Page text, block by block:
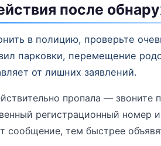
после
в полицию, проверьте
парковки, перемещение
от лишних заявлений.
пропала — звоните
регистрационный номер
сообщение, тем быстрее